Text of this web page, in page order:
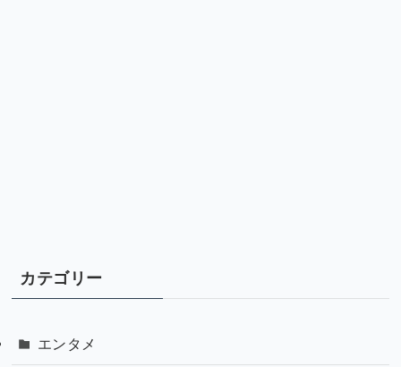
カテゴリー
エンタメ